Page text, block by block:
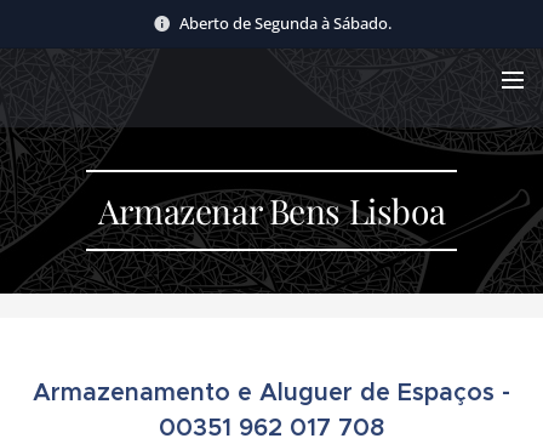
Aberto de Segunda à Sábado.
Armazenar Bens Lisboa
Armazenamento e Aluguer de Espaços -
00351 962 017 708